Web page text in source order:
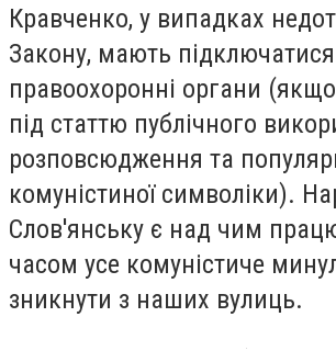
Кравченко, у випадках
Закону, мають підключатися
правоохоронні органи
під статтю публічного
розповсюдження та
комуністиної символіки).
Слов'янську є над чим
часом усе комуністиче
зникнути з наших вулиць.